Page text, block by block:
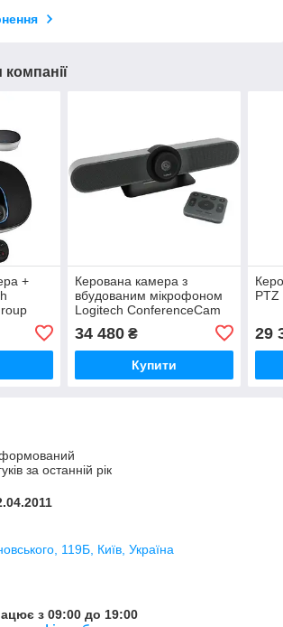
компанії
+
Керована камера з
вбудованим мікрофоном
Logitech ConferenceCam
34 480₴
Купити
PTZ
29
за останній рік
119Б, Київ, Україна
з 09:00 до 19:00